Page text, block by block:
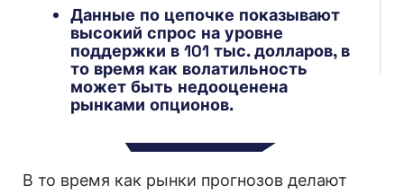
Данные по цепочке показывают
высокий спрос на уровне
поддержки в 101 тыс. долларов, в
то время как волатильность
может быть недооценена
рынками опционов.
В то время как рынки прогнозов делают